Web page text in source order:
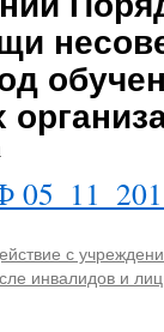
с
инвалидов и